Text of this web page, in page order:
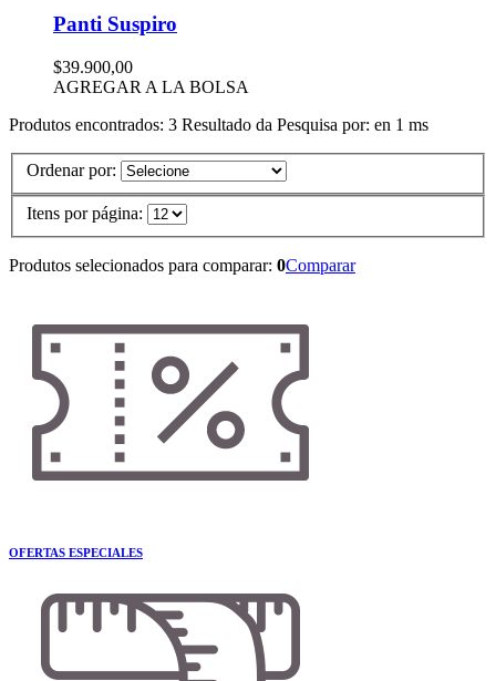
Panti Suspiro
$39.900,00
AGREGAR A LA BOLSA
Produtos encontrados: 3 Resultado da Pesquisa por: en 1 ms
Ordenar por:
Itens por página:
Produtos selecionados para comparar: 0Comparar
OFERTAS ESPECIALES